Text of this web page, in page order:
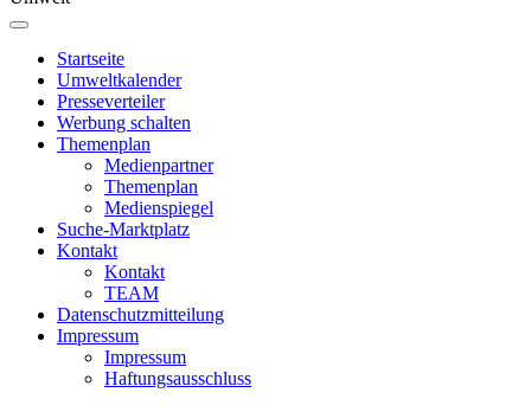
Startseite
Umweltkalender
Presseverteiler
Werbung schalten
Themenplan
Medienpartner
Themenplan
Medienspiegel
Suche-Marktplatz
Kontakt
Kontakt
TEAM
Datenschutzmitteilung
Impressum
Impressum
Haftungsausschluss